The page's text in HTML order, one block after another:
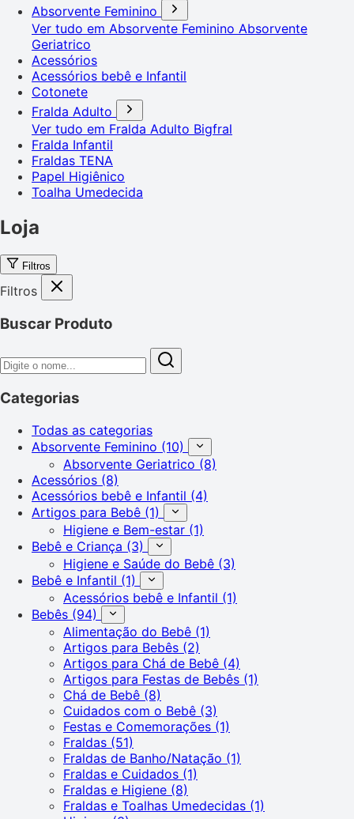
Absorvente Feminino
Ver tudo em Absorvente Feminino Absorvente
Geriatrico
Acessórios
Acessórios bebê e Infantil
Cotonete
Fralda Adulto
Ver tudo em Fralda Adulto Bigfral
Fralda Infantil
Fraldas TENA
Papel Higiênico
Toalha Umedecida
Loja
Filtros
Filtros
Buscar Produto
Categorias
Todas as categorias
Absorvente Feminino (10)
Absorvente Geriatrico (8)
Acessórios (8)
Acessórios bebê e Infantil (4)
Artigos para Bebê (1)
Higiene e Bem-estar (1)
Bebê e Criança (3)
Higiene e Saúde do Bebê (3)
Bebê e Infantil (1)
Acessórios bebê e Infantil (1)
Bebês (94)
Alimentação do Bebê (1)
Artigos para Bebês (2)
Artigos para Chá de Bebê (4)
Artigos para Festas de Bebês (1)
Chá de Bebê (8)
Cuidados com o Bebê (3)
Festas e Comemorações (1)
Fraldas (51)
Fraldas de Banho/Natação (1)
Fraldas e Cuidados (1)
Fraldas e Higiene (8)
Fraldas e Toalhas Umedecidas (1)